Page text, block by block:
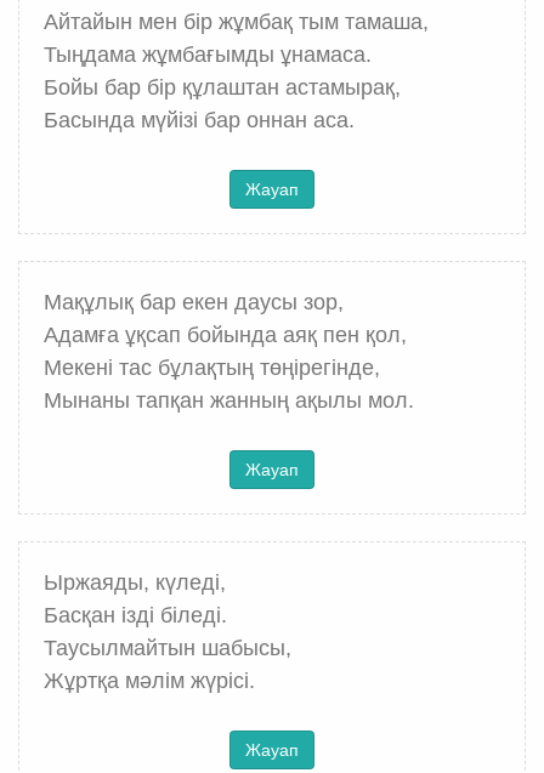
Айтайын мен бір жұмбақ тым тамаша,
Тыңдама жұмбағымды ұнамаса.
Бойы бар бір құлаштан астамырақ,
Басында мүйізі бар оннан аса.
Жауап
Мақұлық бар екен даусы зор,
Адамға ұқсап бойында аяқ пен қол,
Мекені тас бұлақтың төңірегінде,
Мынаны тапқан жанның ақылы мол.
Жауап
Ыржаяды, күледі,
Басқан ізді біледі.
Таусылмайтын шабысы,
Жұртқа мәлім жүрісі.
Жауап